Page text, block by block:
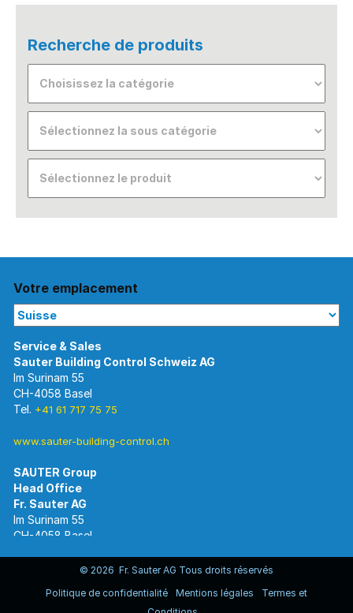
Recherche de produits
Votre emplacement
Im Surinam 55
CH-4058 Basel
Tel. +41 61 717 75 75
www.sauter-building-control.ch
SAUTER Group
Head Office
Im Surinam 55
CH-4058 Basel
www.sauter-controls.com© 2026 Fr. Sauter AG Tous droits réservés
Politique de confidentialité
Mentions légales
Termes et